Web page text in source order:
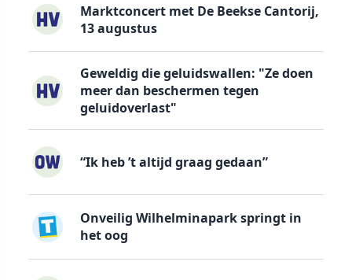
Marktconcert met De Beekse Cantorij,
13 augustus
Geweldig die geluidswallen: "Ze doen
meer dan beschermen tegen
geluidoverlast"
“Ik heb ’t altijd graag gedaan”
Onveilig Wilhelminapark springt in
het oog